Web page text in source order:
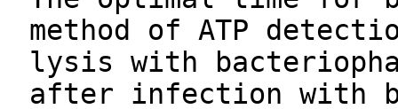
method of ATP
lysis with
after infection with